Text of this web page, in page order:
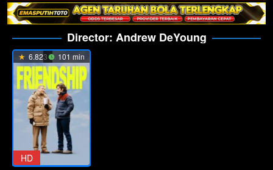
Director: Andrew DeYoung
6.823 101 min
HD